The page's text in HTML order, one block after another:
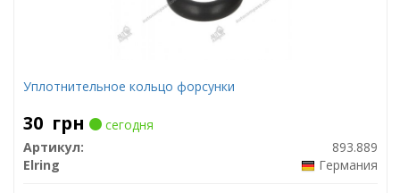
Уплотнительное кольцо форсунки
30 грн
сегодня
Артикул:
893.889
Elring
Германия